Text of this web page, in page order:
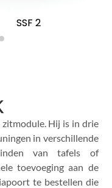
Hij is in drie
in verschillende
van tafels of
toevoeging aan de
te bestellen die